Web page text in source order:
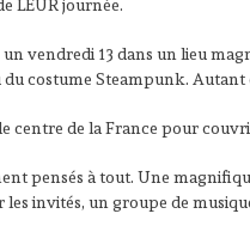
LEUR journée.
vendredi 13 dans un lieu
costume Steampunk. Autant
centre de la France pour
pensés à tout. Une
invités, un groupe de